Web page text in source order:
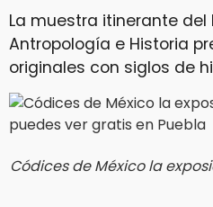
La muestra itinerante
Antropología e Historia
originales con siglos de
Códices de México la